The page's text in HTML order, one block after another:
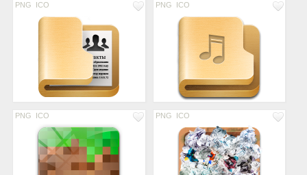
PNG ICO PNG ICO
PNG ICO PNG ICO